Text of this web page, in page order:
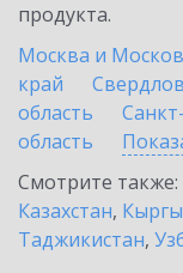
продукта.
Москва и
край
область
область
Смотрите также:
Казахстан,
Таджикистан,